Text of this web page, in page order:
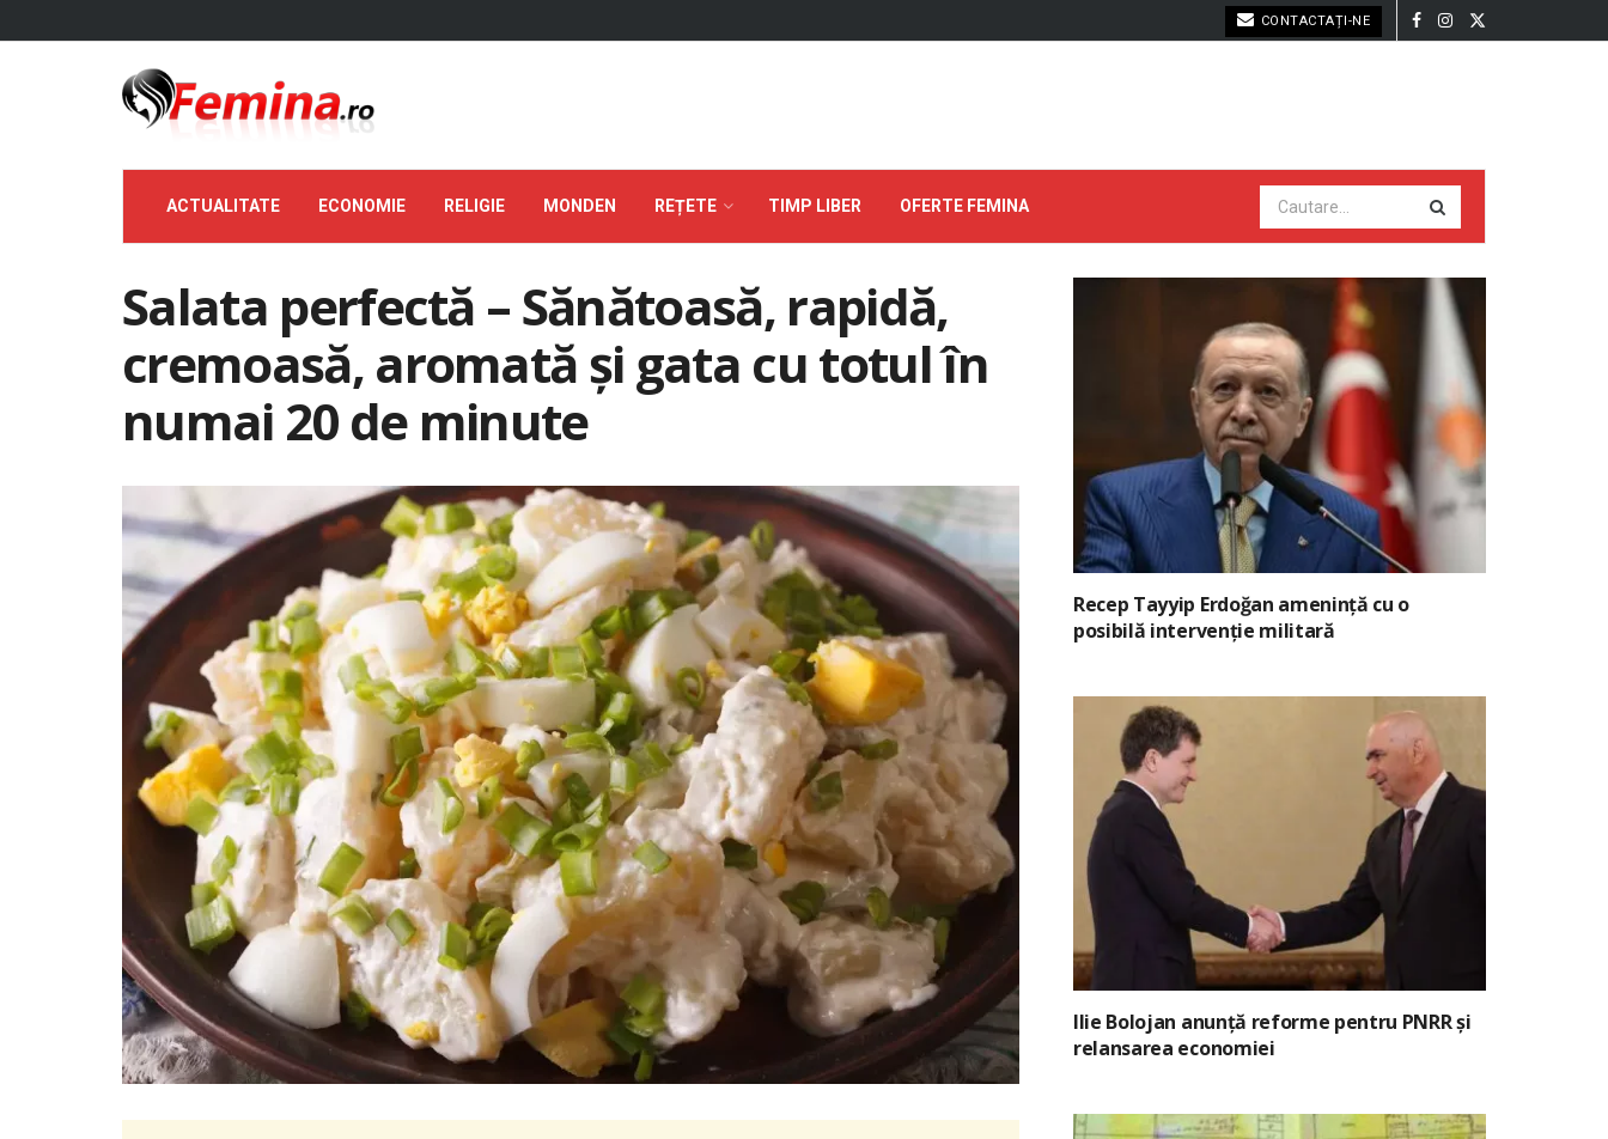
CONTACTAȚI-NE
ACTUALITATE ECONOMIE RELIGIE MONDEN REȚETE TIMP LIBER OFERTE FEMINA
Salata perfectă – Sănătoasă, rapidă,
cremoasă, aromată și gata cu totul în
numai 20 de minute
Recep Tayyip Erdoğan amenință cu o
posibilă intervenție militară
Ilie Bolojan anunță reforme pentru PNRR și
relansarea economiei